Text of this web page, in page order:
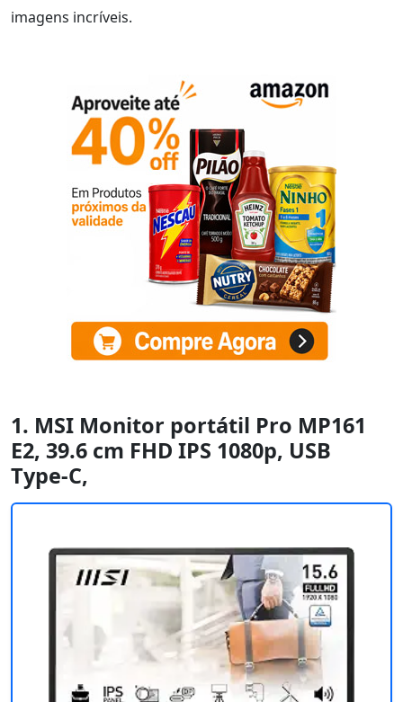
imagens incríveis.
1. MSI Monitor portátil Pro MP161
E2, 39.6 cm FHD IPS 1080p, USB
Type-C,